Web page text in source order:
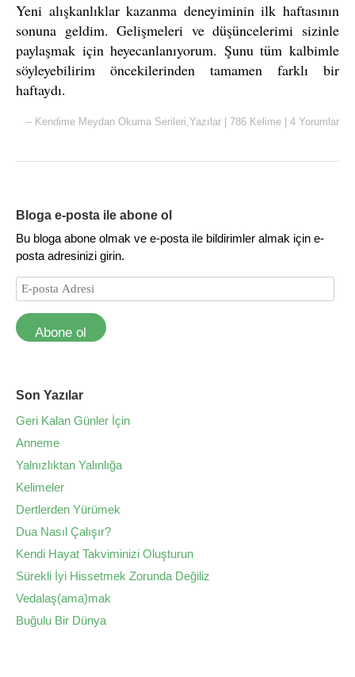
Yeni alışkanlıklar kazanma deneyiminin ilk haftasının
sonuna geldim. Gelişmeleri ve düşüncelerimi sizinle
paylaşmak için heyecanlanıyorum. Şunu tüm kalbimle
söyleyebilirim öncekilerinden tamamen farklı bir
haftaydı.
-- Kendime Meydan Okuma Serileri,Yazılar 786 Kelime 4 Yorumlar
Bloga e-posta ile abone ol
Bu bloga abone olmak ve e-posta ile bildirimler almak için e-
posta adresinizi girin.
Abone ol
Son Yazılar
Geri Kalan Günler İçin
Anneme
Yalnızlıktan Yalınlığa
Kelimeler
Dertlerden Yürümek
Dua Nasıl Çalışır?
Kendi Hayat Takviminizi Oluşturun
Sürekli İyi Hissetmek Zorunda Değiliz
Vedalaş(ama)mak
Buğulu Bir Dünya